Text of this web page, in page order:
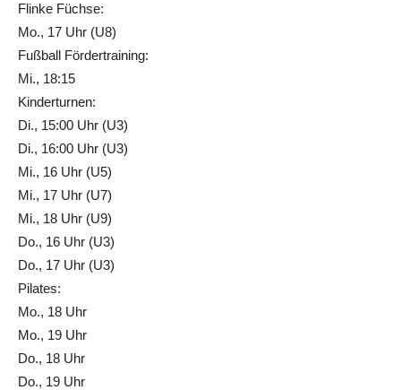
Flinke Füchse:
Mo., 17 Uhr (U8)
Fußball Fördertraining:
Mi., 18:15
Kinderturnen:
Di., 15:00 Uhr (U3)
Di., 16:00 Uhr (U3)
Mi., 16 Uhr (U5)
Mi., 17 Uhr (U7)
Mi., 18 Uhr (U9)
Do., 16 Uhr (U3)
Do., 17 Uhr (U3)
Pilates:
Mo., 18 Uhr
Mo., 19 Uhr
Do., 18 Uhr
Do., 19 Uhr